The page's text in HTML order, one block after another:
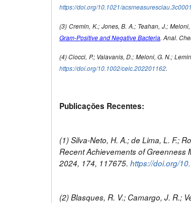
https://doi.org/10.1021/
(3) Cremin, K.; Jones, B. A.; Teahan, J.;
Gram-Positive and Negative Bacteria. Anal.
(4) Ciocci, P.; Valavanis, D.; Meloni, G. N.;
https://doi.org/10.1002/celc.202201162.
Publicações Recentes:
(1) Silva-Neto, H. A.; de Lima, L. F.;
Recent Achievements of Greenness
2024, 174, 117675. https://doi.org/
(2) Blasques, R. V.; Camargo, J. R.;